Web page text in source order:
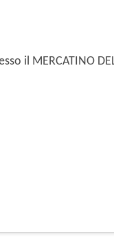
il MERCATINO